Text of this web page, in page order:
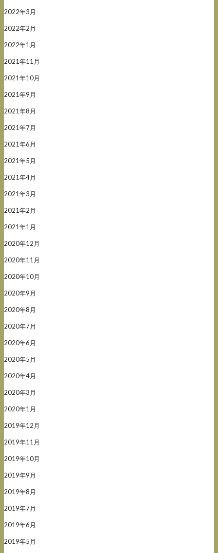
2022年3月
2022年2月
2022年1月
2021年11月
2021年10月
2021年9月
2021年8月
2021年7月
2021年6月
2021年5月
2021年4月
2021年3月
2021年2月
2021年1月
2020年12月
2020年11月
2020年10月
2020年9月
2020年8月
2020年7月
2020年6月
2020年5月
2020年4月
2020年3月
2020年1月
2019年12月
2019年11月
2019年10月
2019年9月
2019年8月
2019年7月
2019年6月
2019年5月